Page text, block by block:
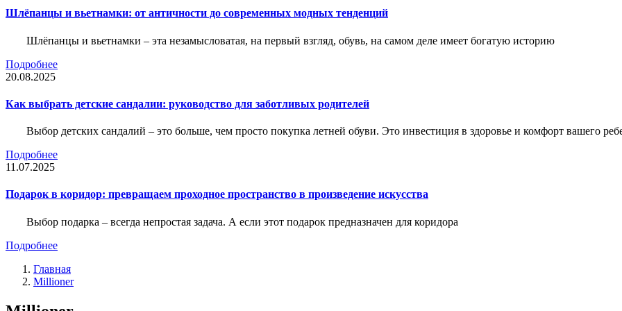
Шлёпанцы и вьетнамки: от античности до современных модных тенденций
Шлёпанцы и вьетнамки – эта незамысловатая, на первый взгляд, обувь, на самом деле имеет богатую историю
Подробнее
20.08.2025
Как выбрать детские сандалии: руководство для заботливых родителей
Выбор детских сандалий – это больше, чем просто покупка летней обуви. Это инвестиция в здоровье и комфорт вашего
Подробнее
11.07.2025
Подарок в коридор: превращаем проходное пространство в произведение искусства
Выбор подарка – всегда непростая задача. А если этот подарок предназначен для коридора
Подробнее
Главная
Millioner